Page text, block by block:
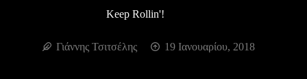
Keep Rollin'!
Γιάννης Τσιτσέλης 19 Ιανουαρίου, 2018